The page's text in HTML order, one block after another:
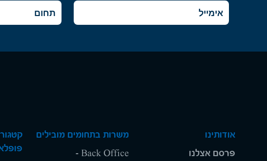
אודותינו
פרסם אצלנו
משרות בתחומים מובילים
Back Office -